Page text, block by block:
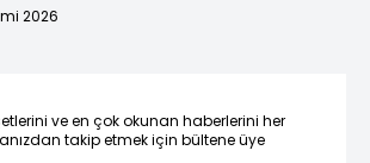
2026
ve en çok okunan haberlerini her
takip etmek için bültene üye